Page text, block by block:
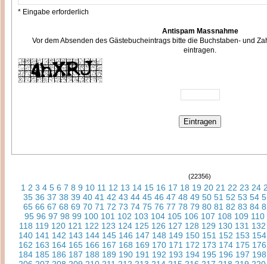
* Eingabe erforderlich
Antispam Massnahme
Vor dem Absenden des Gästebucheintrags bitte die Buchstaben- und
eintragen.
(22356)
1 2 3 4 5 6 7 8 9 10 11 12 13 14 15 16 17 18 19 20 21 22 23 24
35 36 37 38 39 40 41 42 43 44 45 46 47 48 49 50 51 52 53 54
65 66 67 68 69 70 71 72 73 74 75 76 77 78 79 80 81 82 83 84
95 96 97 98 99 100 101 102 103 104 105 106 107 108 109 110
118 119 120 121 122 123 124 125 126 127 128 129 130 131 132
140 141 142 143 144 145 146 147 148 149 150 151 152 153 154
162 163 164 165 166 167 168 169 170 171 172 173 174 175 176
184 185 186 187 188 189 190 191 192 193 194 195 196 197 198